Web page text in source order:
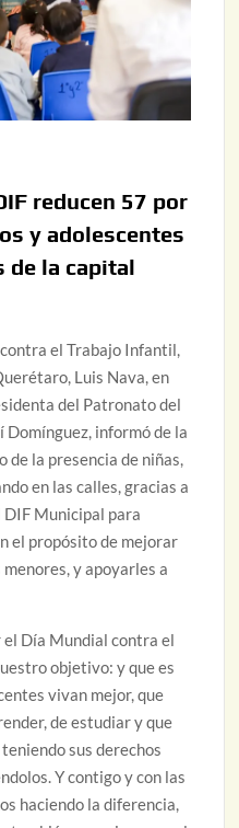
reducen 57 por
y adolescentes
de la capital
el Trabajo Infantil,
Luis Nava, en
del Patronato del
informó de la
de la presencia de niñas,
en las calles, gracias a
DIF Municipal para
el propósito de mejorar
y apoyarles a
el Día Mundial contra el
objetivo: y que es
vivan mejor, que
de estudiar y que
sus derechos
Y contigo y con las
haciendo la diferencia,